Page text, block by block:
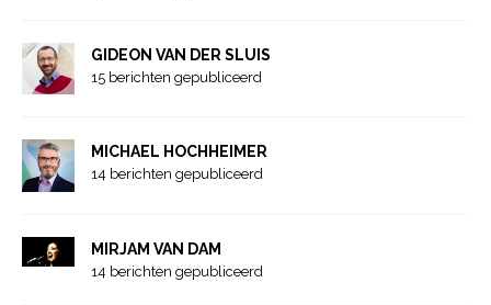
GIDEON VAN DER SLUIS
15 berichten gepubliceerd
MICHAEL HOCHHEIMER
14 berichten gepubliceerd
MIRJAM VAN DAM
14 berichten gepubliceerd